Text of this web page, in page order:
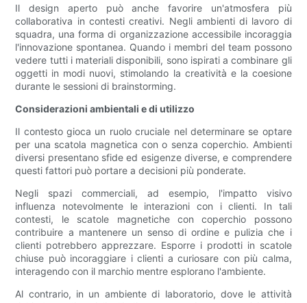
Il design aperto può anche favorire un'atmosfera più
collaborativa in contesti creativi. Negli ambienti di lavoro di
squadra, una forma di organizzazione accessibile incoraggia
l'innovazione spontanea. Quando i membri del team possono
vedere tutti i materiali disponibili, sono ispirati a combinare gli
oggetti in modi nuovi, stimolando la creatività e la coesione
durante le sessioni di brainstorming.
Considerazioni ambientali e di utilizzo
Il contesto gioca un ruolo cruciale nel determinare se optare
per una scatola magnetica con o senza coperchio. Ambienti
diversi presentano sfide ed esigenze diverse, e comprendere
questi fattori può portare a decisioni più ponderate.
Negli spazi commerciali, ad esempio, l'impatto visivo
influenza notevolmente le interazioni con i clienti. In tali
contesti, le scatole magnetiche con coperchio possono
contribuire a mantenere un senso di ordine e pulizia che i
clienti potrebbero apprezzare. Esporre i prodotti in scatole
chiuse può incoraggiare i clienti a curiosare con più calma,
interagendo con il marchio mentre esplorano l'ambiente.
Al contrario, in un ambiente di laboratorio, dove le attività